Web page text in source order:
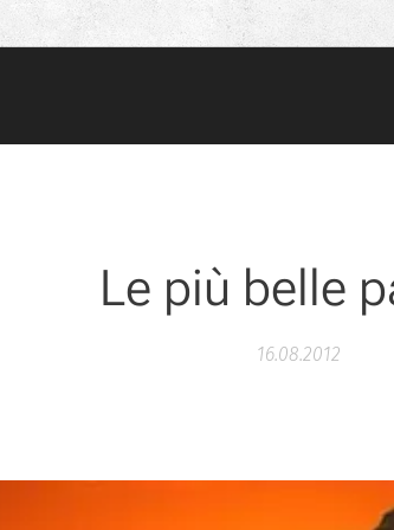
Le più belle
16.08.2012